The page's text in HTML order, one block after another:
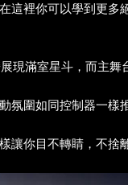
這裡你可以學到更
滿室星斗，而主舞
圍如同控制器一樣
讓你目不轉睛，不捨離